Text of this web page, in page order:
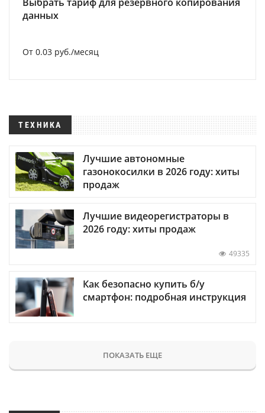
данных
От 0.03 руб./месяц
ТЕХНИКА
Лучшие автономные
газонокосилки в 2026 году: хиты
продаж
Лучшие видеорегистраторы в
2026 году: хиты продаж
49335
Как безопасно купить б/у
смартфон: подробная инструкция
ПОКАЗАТЬ ЕЩЕ